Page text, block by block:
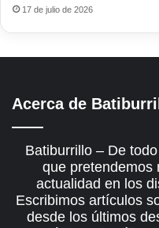
17 de julio de 2026
Acerca de
Batiburrillo – De
que pretendemos
actualidad en los
Escribimos artículos
desde los últimos